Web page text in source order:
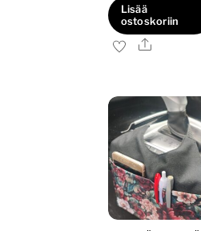
Lisää
ostoskoriin
Ale